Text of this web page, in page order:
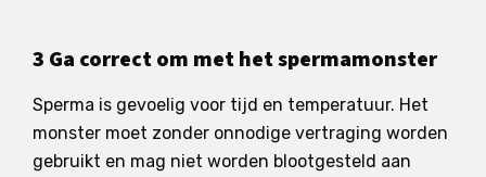
3 Ga correct om met het spermamonster
Sperma is gevoelig voor tijd en temperatuur. Het
monster moet zonder onnodige vertraging worden
gebruikt en mag niet worden blootgesteld aan